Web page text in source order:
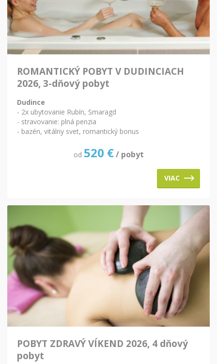
ROMANTICKÝ POBYT V DUDINCIACH
2026, 3-dňový pobyt
Dudince
- 2x ubytovanie Rubín, Smaragd
- stravovanie: plná penzia
- bazén, vitálny svet, romantický bonus
od 520 € / pobyt
VIAC
POBYT ZDRAVÝ VÍKEND 2026, 4 dňový
pobyt